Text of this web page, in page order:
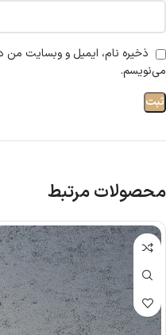
ذخیره نام، ایمیل و وبسایت من
می‌نویسم.
محصولات مرتبط